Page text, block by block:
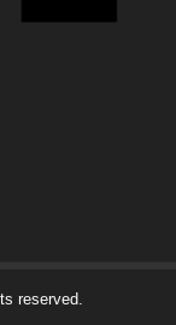
reserved.